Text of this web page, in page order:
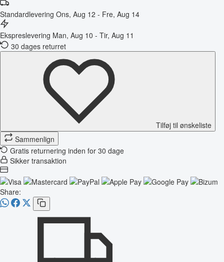
Standardlevering Ons, Aug 12 - Fre, Aug 14
Ekspreslevering Man, Aug 10 - Tir, Aug 11
30 dages returret
Tilføj til ønskeliste
Sammenlign
Gratis returnering inden for 30 dage
Sikker transaktion
Share: